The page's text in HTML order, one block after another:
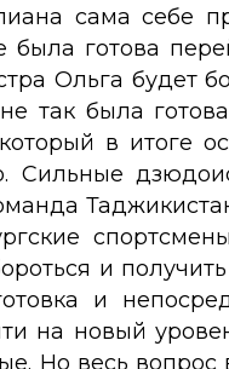
сама себе
была готова
Ольга будет
так была
в итоге
Сильные
и
и
на новый
Но весь